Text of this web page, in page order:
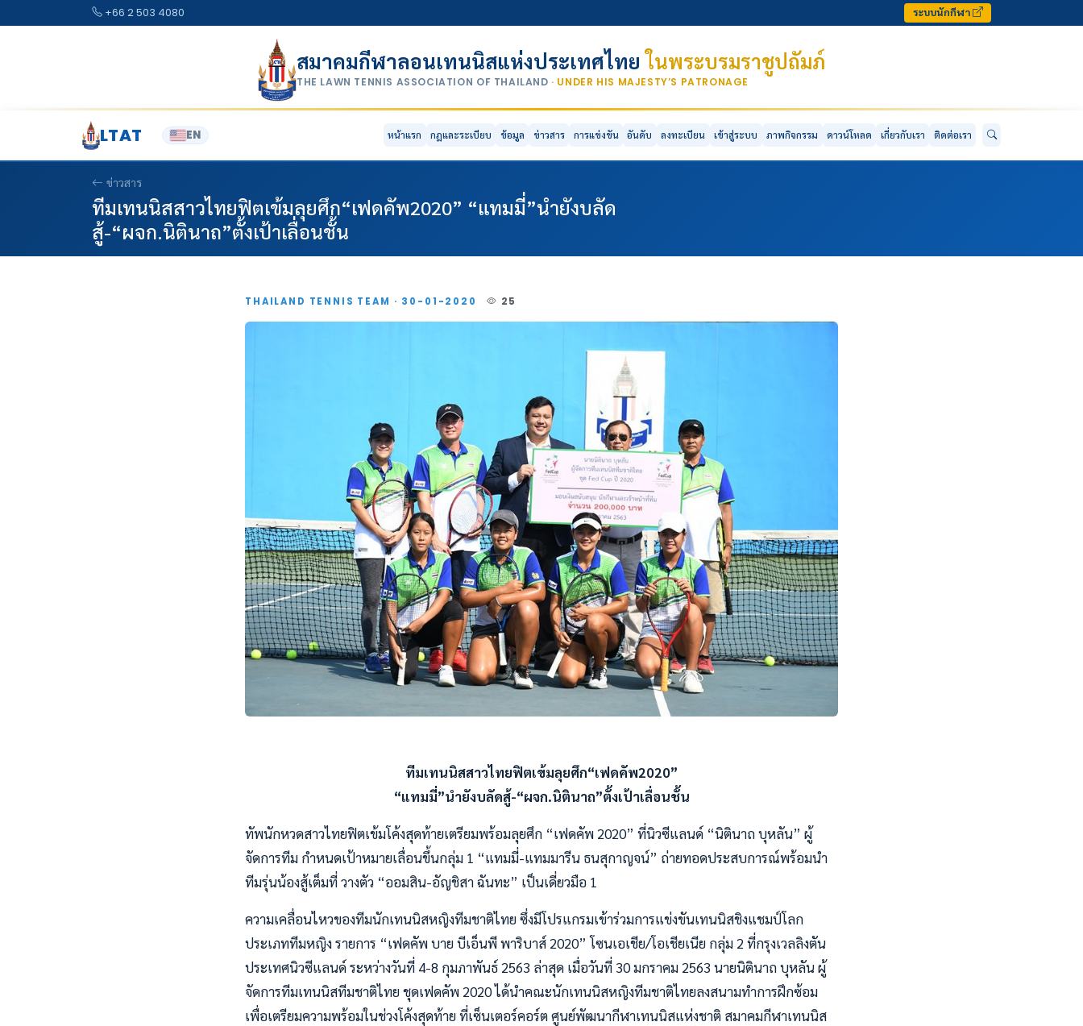
+66 2 503 4080 ระบบนักกีฬา
สมาคมกีฬาลอนเทนนิสแห่งประเทศไทยในพระบรมราชูปถัมภ์
THE LAWN TENNIS ASSOCIATION OF THAILAND · UNDER HIS MAJESTY’S PATRONAGE
LTAT EN หน้าแรก กฎและระเบียบ ข้อมูล ข่าวสาร การแข่งขัน อันดับ ลงทะเบียน เข้าสู่ระบบ ภาพกิจกรรม ดาวน์โหลด เกี่ยวกับเรา ติดต่อเรา
ข่าวสาร
ทีมเทนนิสสาวไทยฟิตเข้มลุยศึก“เฟดคัพ2020” “แทมมี่”นำยังบลัด
สู้-“ผจก.นิตินาถ”ตั้งเป้าเลื่อนชั้น
THAILAND TENNIS TEAM · 30-01-2020 25
ทีมเทนนิสสาวไทยฟิตเข้มลุยศึก“เฟดคัพ2020”
“แทมมี่”นำยังบลัดสู้-“ผจก.นิตินาถ”ตั้งเป้าเลื่อนชั้น
ทัพนักหวดสาวไทยฟิตเข้มโค้งสุดท้ายเตรียมพร้อมลุยศึก “เฟดคัพ 2020” ที่นิวซีแลนด์ “นิตินาถ บุหลัน” ผู้
จัดการทีม กำหนดเป้าหมายเลื่อนขึ้นกลุ่ม 1 “แทมมี่-แทมมารีน ธนสุกาญจน์” ถ่ายทอดประสบการณ์พร้อมนำ
ทีมรุ่นน้องสู้เต็มที่ วางตัว “ออมสิน-อัญชิสา ฉันทะ” เป็นเดี่ยวมือ 1
ความเคลื่อนไหวของทีมนักเทนนิสหญิงทีมชาติไทย ซึ่งมีโปรแกรมเข้าร่วมการแข่งขันเทนนิสชิงแชมป์โลก
ประเภททีมหญิง รายการ “เฟดคัพ บาย บีเอ็นพี พาริบาส์ 2020” โซนเอเชีย/โอเชียเนีย กลุ่ม 2 ที่กรุงเวลลิงตัน
ประเทศนิวซีแลนด์ ระหว่างวันที่ 4-8 กุมภาพันธ์ 2563 ล่าสุด เมื่อวันที่ 30 มกราคม 2563 นายนิตินาถ บุหลัน ผู้
จัดการทีมเทนนิสทีมชาติไทย ชุดเฟดคัพ 2020 ได้นำคณะนักเทนนิสหญิงทีมชาติไทยลงสนามทำการฝึกซ้อม
เพื่อเตรียมความพร้อมในช่วงโค้งสุดท้าย ที่เซ็นเตอร์คอร์ต ศูนย์พัฒนากีฬาเทนนิสแห่งชาติ สมาคมกีฬาเทนนิส